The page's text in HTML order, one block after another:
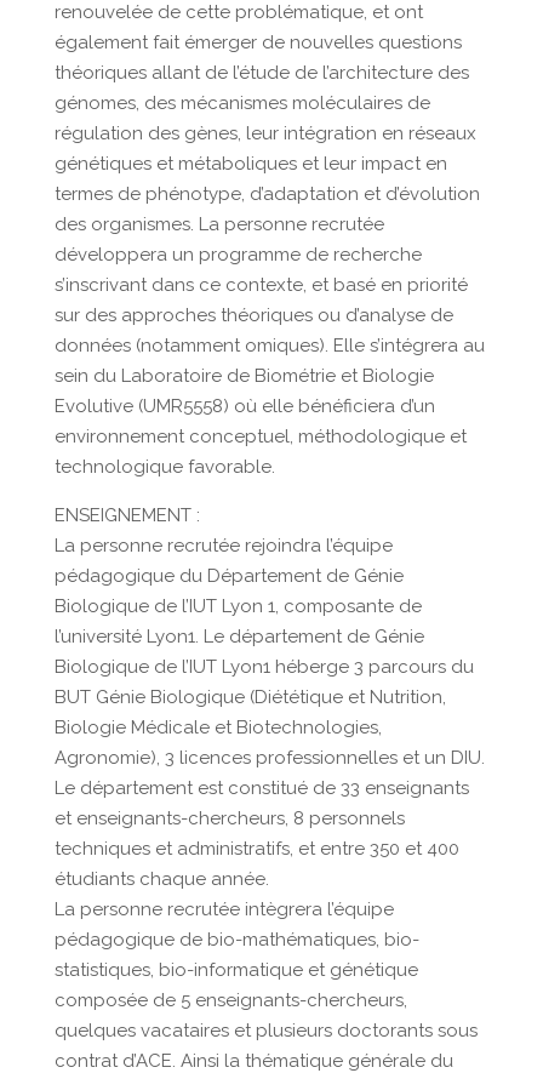
renouvelée de cette problématique, et ont
également fait émerger de nouvelles questions
théoriques allant de l’étude de l’architecture des
génomes, des mécanismes moléculaires de
régulation des gènes, leur intégration en réseaux
génétiques et métaboliques et leur impact en
termes de phénotype, d’adaptation et d’évolution
des organismes. La personne recrutée
développera un programme de recherche
s’inscrivant dans ce contexte, et basé en priorité
sur des approches théoriques ou d’analyse de
données (notamment omiques). Elle s’intégrera au
sein du Laboratoire de Biométrie et Biologie
Evolutive (UMR5558) où elle bénéficiera d’un
environnement conceptuel, méthodologique et
technologique favorable.
ENSEIGNEMENT :
La personne recrutée rejoindra l’équipe
pédagogique du Département de Génie
Biologique de l’IUT Lyon 1, composante de
l’université Lyon1. Le département de Génie
Biologique de l’IUT Lyon1 héberge 3 parcours du
BUT Génie Biologique (Diététique et Nutrition,
Biologie Médicale et Biotechnologies,
Agronomie), 3 licences professionnelles et un DIU.
Le département est constitué de 33 enseignants
et enseignants-chercheurs, 8 personnels
techniques et administratifs, et entre 350 et 400
étudiants chaque année.
La personne recrutée intègrera l’équipe
pédagogique de bio-mathématiques, bio-
statistiques, bio-informatique et génétique
composée de 5 enseignants-chercheurs,
quelques vacataires et plusieurs doctorants sous
contrat d’ACE. Ainsi la thématique générale du